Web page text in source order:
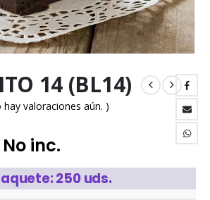
14 (BL14)
hay valoraciones aún. )
inc.
250 uds.